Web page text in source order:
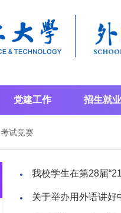
党建工作 招生就业
考试竞赛
我校学生在第28届
关于举办用外语讲好